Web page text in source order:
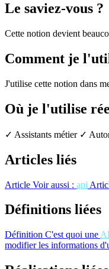
Le saviez-vous ?
Cette notion devient
Comment je
J'utilise cette notion dans
Où je l'utilise
✓ Assistants métier ✓
Articles liés
Article Voir aussi : api
Définitions liées
Définition C'est quoi une
modifier les informations